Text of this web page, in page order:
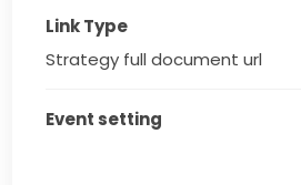
Link Type
Strategy full document url
Event setting